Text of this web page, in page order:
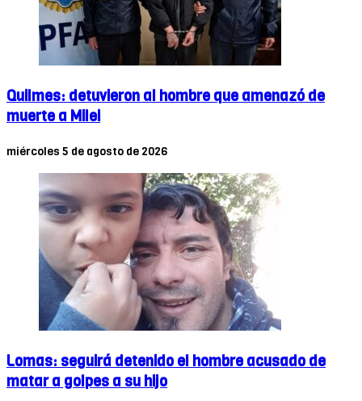
Quilmes: detuvieron al hombre que amenazó de
muerte a Milei
miércoles 5 de agosto de 2026
Lomas: seguirá detenido el hombre acusado de
matar a golpes a su hijo